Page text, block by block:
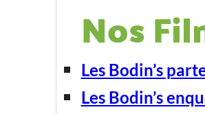
Nos
Les Bodin’s
Les Bodin’s